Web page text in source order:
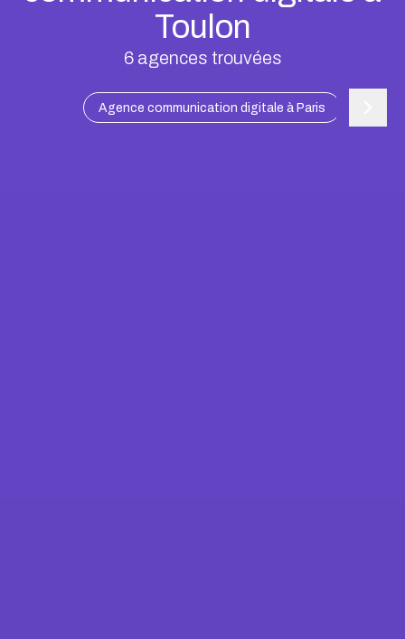
Toulon
6agences trouvées
Agence communication digitale à Paris